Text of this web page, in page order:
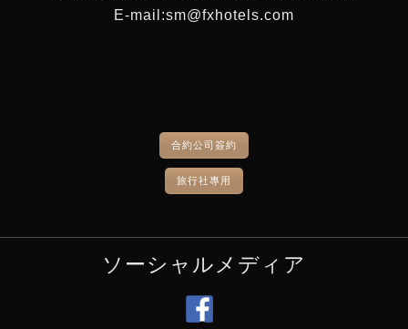
E-mail:sm@fxhotels.com
合約公司簽約
旅行社專用
ソーシャルメディア